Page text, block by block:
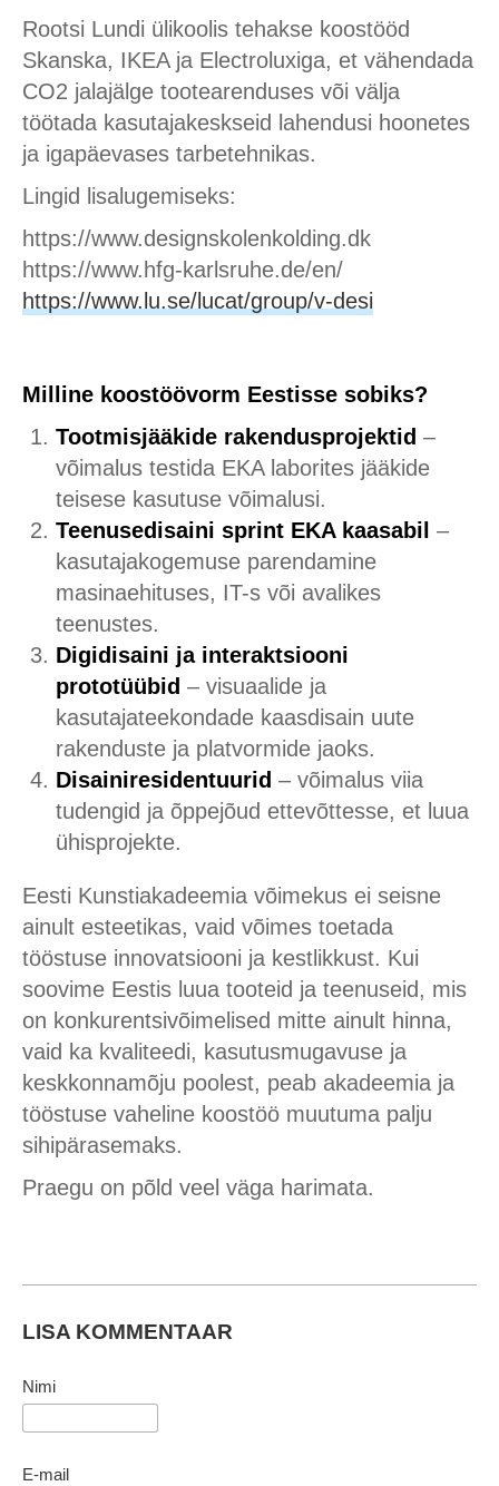
Rootsi Lundi ülikoolis tehakse koostööd
Skanska, IKEA ja Electroluxiga, et vähendada
CO2 jalajälge tootearenduses või välja
töötada kasutajakeskseid lahendusi hoonetes
ja igapäevases tarbetehnikas.
Lingid lisalugemiseks:
https://www.designskolenkolding.dk
https://www.hfg-karlsruhe.de/en/
https://www.lu.se/lucat/group/v-desi
Milline koostöövorm Eestisse sobiks?
Tootmisjääkide rakendusprojektid –
võimalus testida EKA laborites jääkide
teisese kasutuse võimalusi.
Teenusedisaini sprint EKA kaasabil –
kasutajakogemuse parendamine
masinaehituses, IT-s või avalikes
teenustes.
Digidisaini ja interaktsiooni
prototüübid – visuaalide ja
kasutajateekondade kaasdisain uute
rakenduste ja platvormide jaoks.
Disainiresidentuurid – võimalus viia
tudengid ja õppejõud ettevõttesse, et luua
ühisprojekte.
Eesti Kunstiakadeemia võimekus ei seisne
ainult esteetikas, vaid võimes toetada
tööstuse innovatsiooni ja kestlikkust. Kui
soovime Eestis luua tooteid ja teenuseid, mis
on konkurentsivõimelised mitte ainult hinna,
vaid ka kvaliteedi, kasutusmugavuse ja
keskkonnamõju poolest, peab akadeemia ja
tööstuse vaheline koostöö muutuma palju
sihipärasemaks.
Praegu on põld veel väga harimata.
LISA KOMMENTAAR
Nimi
E-mail